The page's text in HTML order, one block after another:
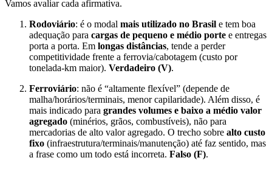
Vamos avaliar cada afirmativa.
Rodoviário: é o modal mais utilizado no Brasil e tem boa
adequação para cargas de pequeno e médio porte e entregas
porta a porta. Em longas distâncias, tende a perder
competitividade frente a ferrovia/cabotagem (custo por
tonelada-km maior). Verdadeiro (V).
Ferroviário: não é “altamente flexível” (depende de
malha/horários/terminais, menor capilaridade). Além disso, é
mais indicado para grandes volumes e baixo a médio valor
agregado (minérios, grãos, combustíveis), não para
mercadorias de alto valor agregado. O trecho sobre alto custo
fixo (infraestrutura/terminais/manutenção) até faz sentido, mas
a frase como um todo está incorreta. Falso (F).